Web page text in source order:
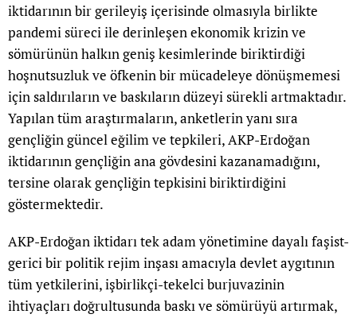
iktidarının bir gerileyiş içerisinde olmasıyla birlikte
pandemi süreci ile derinleşen ekonomik krizin ve
sömürünün halkın geniş kesimlerinde biriktirdiği
hoşnutsuzluk ve öfkenin bir mücadeleye dönüşmemesi
için saldırıların ve baskıların düzeyi sürekli artmaktadır.
Yapılan tüm araştırmaların, anketlerin yanı sıra
gençliğin güncel eğilim ve tepkileri, AKP-Erdoğan
iktidarının gençliğin ana gövdesini kazanamadığını,
tersine olarak gençliğin tepkisini biriktirdiğini
göstermektedir.
AKP-Erdoğan iktidarı tek adam yönetimine dayalı faşist-
gerici bir politik rejim inşası amacıyla devlet aygıtının
tüm yetkilerini, işbirlikçi-tekelci burjuvazinin
ihtiyaçları doğrultusunda baskı ve sömürüyü artırmak,